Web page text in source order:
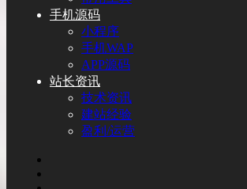
手机源码
小程序
手机WAP
APP源码
站长资讯
技术资讯
建站经验
盈利/运营